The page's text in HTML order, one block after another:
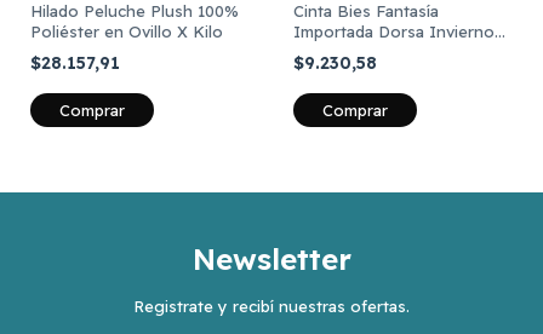
Hilado Peluche Plush 100%
Poliéster en Ovillo X Kilo
$28.157,91
Comprar
Cinta Bies Fantasía
Importada Dorsa Invierno
2026 de 20mm por 25
Metros
$9.230,58
Comprar
Newsletter
Registrate y recibí nuestras ofertas.